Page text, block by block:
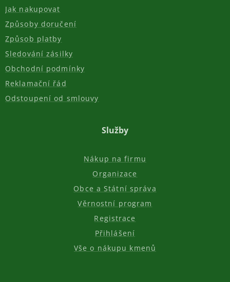
Jak nakupovat
Způsoby doručení
Způsob platby
Sledování zásilky
Obchodní podmínky
Reklamační řád
Odstoupení od smlouvy
Služby
Nákup na firmu
Organizace
Obce a Státní správa
Věrnostní program
Registrace
Přihlášení
Vše o nákupu kmenů